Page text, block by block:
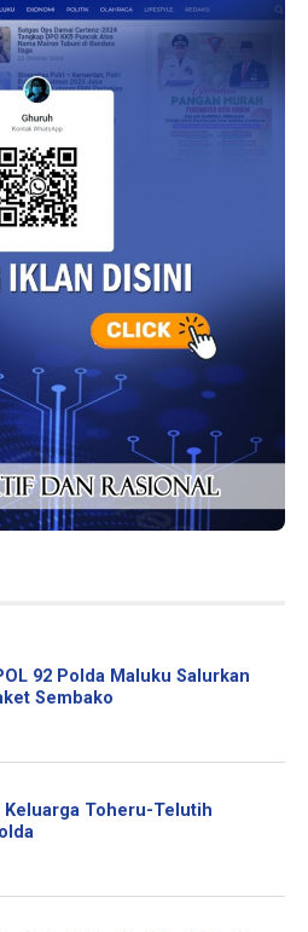
92 Polda Maluku Salurkan
Sembako
Keluarga Toheru-Telutih